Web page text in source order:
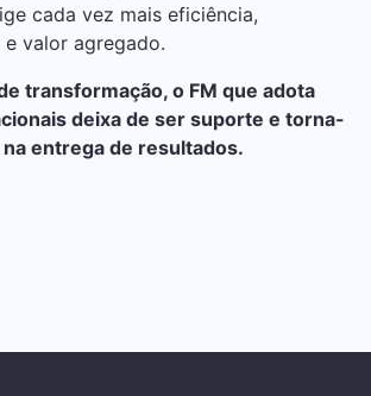
cada vez mais eficiência,
valor agregado.
transformação, o FM que adota
deixa de ser suporte e torna-
entrega de resultados.